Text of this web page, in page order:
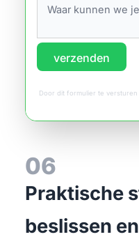
verzenden
Door dit formulier te versturen
06
Praktische
beslissen